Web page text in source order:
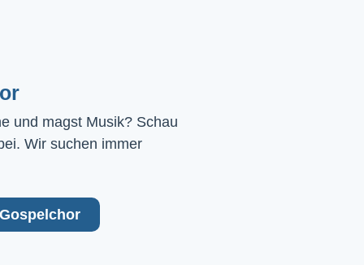
und magst Musik? Schau
Wir suchen immer